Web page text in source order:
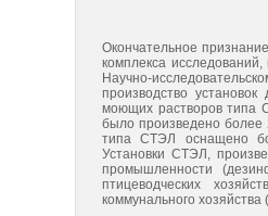
Окончательное
комплекса
Научно-
производство
моющих растворов типа
было произведено более
типа СТЭЛ оснащено
Установки СТЭЛ,
промышленности
птицеводческих
коммунального